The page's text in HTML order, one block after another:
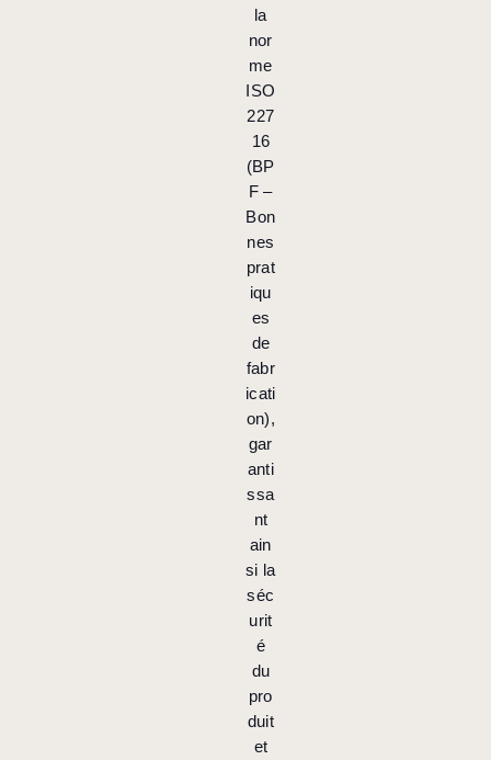
la
nor
me
ISO
227
16
(BP
F –
Bon
nes
prat
iqu
es
de
fabr
icati
on),
gar
anti
ssa
nt
ain
si la
séc
urit
é
du
pro
duit
et